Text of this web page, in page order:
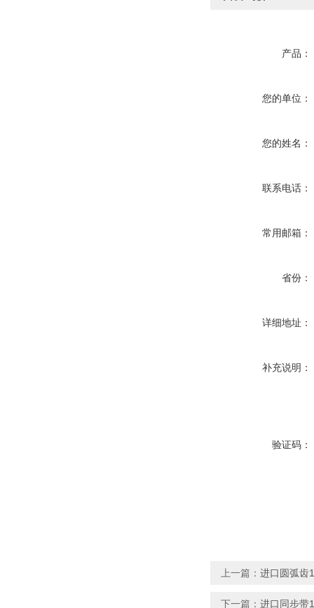
产品：
您的单位：
您的姓名：
联系电话：
常用邮箱：
省份：
详细地址：
补充说明：
验证码：
上一篇： 进口圆弧齿
下一篇： 进口同步带